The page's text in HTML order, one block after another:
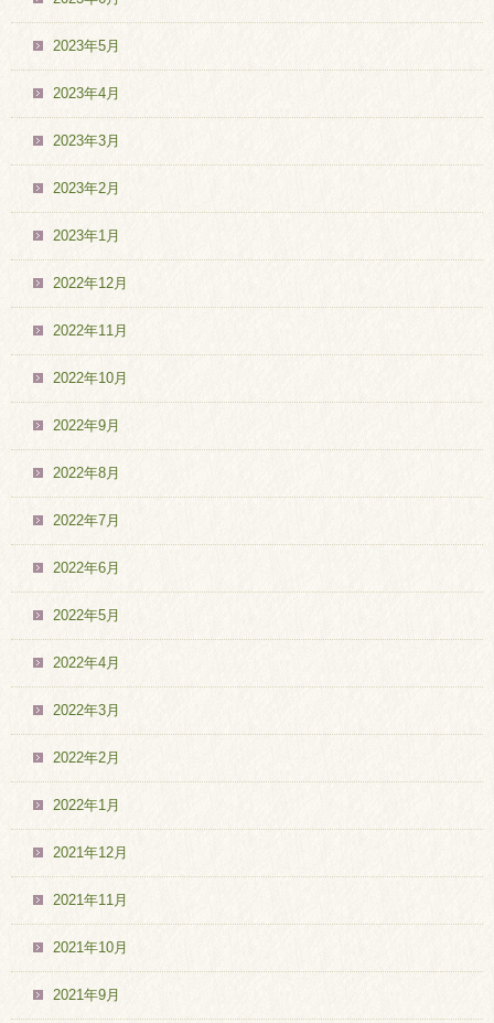
2023年5月
2023年4月
2023年3月
2023年2月
2023年1月
2022年12月
2022年11月
2022年10月
2022年9月
2022年8月
2022年7月
2022年6月
2022年5月
2022年4月
2022年3月
2022年2月
2022年1月
2021年12月
2021年11月
2021年10月
2021年9月